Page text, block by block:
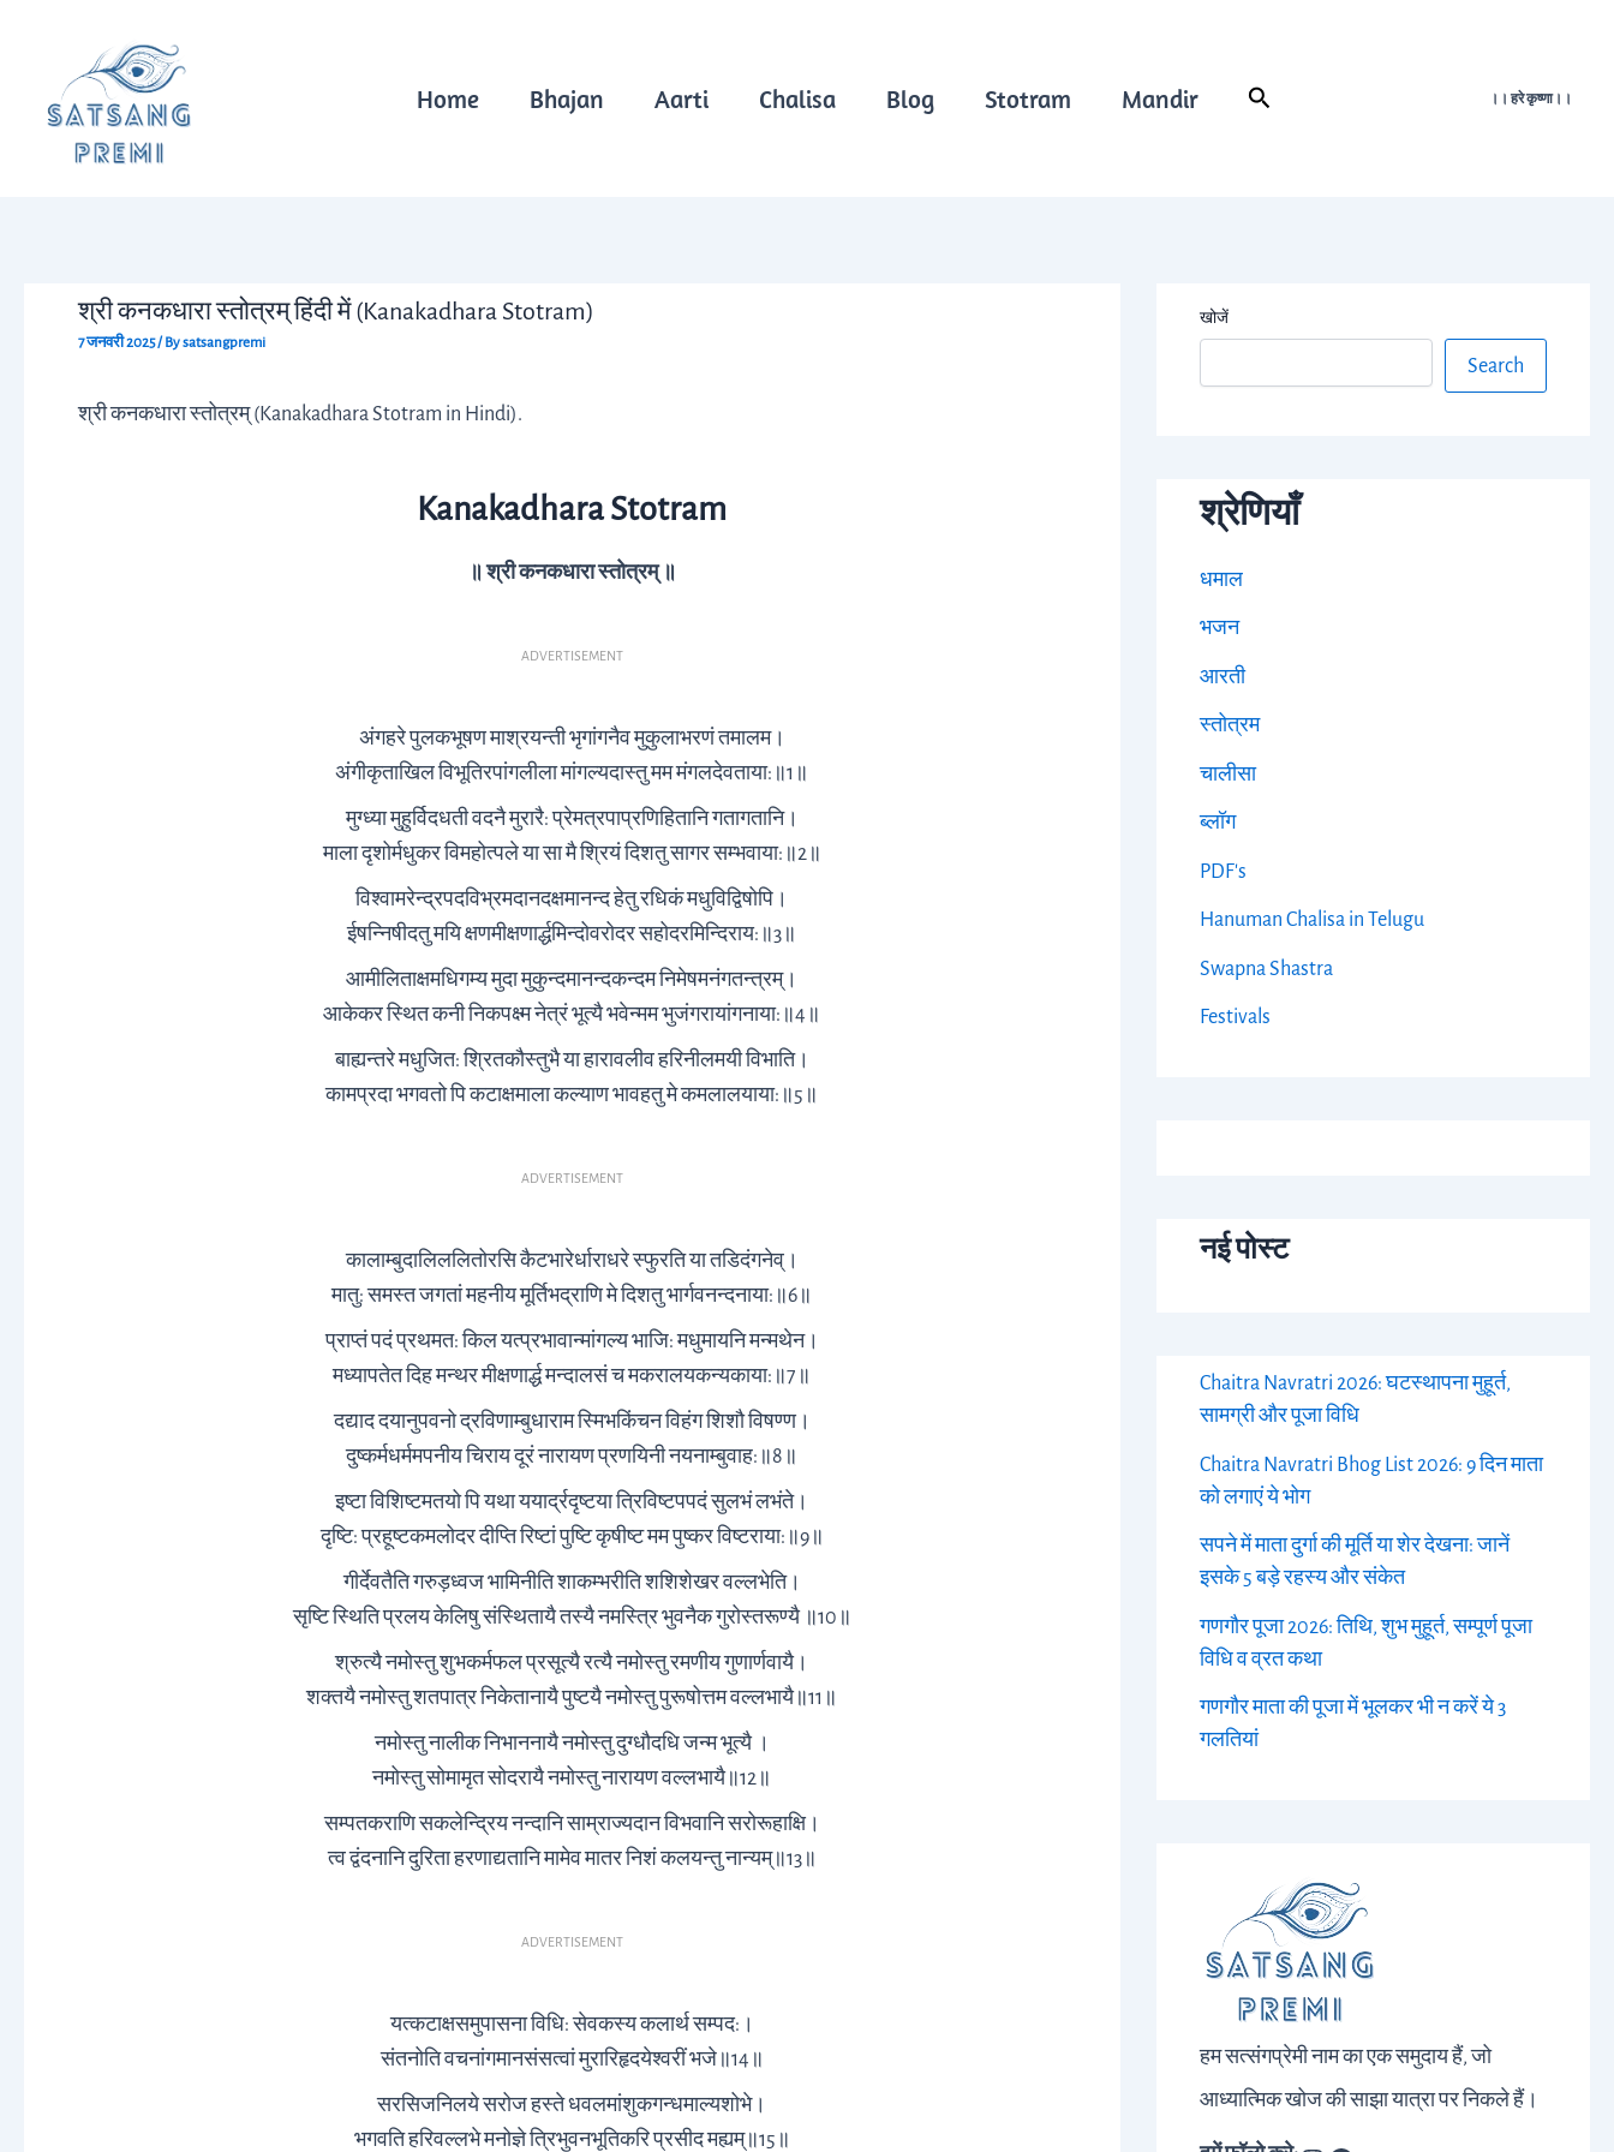
Home Bhajan Aarti Chalisa Blog Stotram Mandir Search ।। हरे कृष्णा।।
श्री कनकधारा स्तोत्रम् हिंदी में (Kanakadhara Stotram)
7 जनवरी 2025/ Bysatsangpremi
श्री कनकधारा स्तोत्रम् (Kanakadhara Stotram in Hindi).
Kanakadhara Stotram
॥ श्री कनकधारा स्तोत्रम् ॥
ADVERTISEMENT
अंगहरे पुलकभूषण माश्रयन्ती भृगांगनैव मुकुलाभरणं तमालम।
अंगीकृताखिल विभूतिरपांगलीला मांगल्यदास्तु मम मंगलदेवताया:॥1॥
मुग्ध्या मुहुर्विदधती वदनै मुरारै: प्रेमत्रपाप्रणिहितानि गतागतानि।
माला दृशोर्मधुकर विमहोत्पले या सा मै श्रियं दिशतु सागर सम्भवाया:॥2॥
विश्वामरेन्द्रपदविभ्रमदानदक्षमानन्द हेतु रधिकं मधुविद्विषोपि।
ईषन्निषीदतु मयि क्षणमीक्षणार्द्धमिन्दोवरोदर सहोदरमिन्दिराय:॥3॥
आमीलिताक्षमधिगम्य मुदा मुकुन्दमानन्दकन्दम निमेषमनंगतन्त्रम्।
आकेकर स्थित कनी निकपक्ष्म नेत्रं भूत्यै भवेन्मम भुजंगरायांगनाया:॥4॥
बाह्यन्तरे मधुजित: श्रितकौस्तुभै या हारावलीव हरि‍नीलमयी विभाति।
कामप्रदा भगवतो पि कटाक्षमाला कल्याण भावहतु मे कमलालयाया:॥5॥
ADVERTISEMENT
कालाम्बुदालिललितोरसि कैटभारेर्धाराधरे स्फुरति या तडिदंगनेव्।
मातु: समस्त जगतां महनीय मूर्तिभद्राणि मे दिशतु भार्गवनन्दनाया:॥6॥
प्राप्तं पदं प्रथमत: किल यत्प्रभावान्मांगल्य भाजि: मधुमायनि मन्मथेन।
मध्यापतेत दिह मन्थर मीक्षणार्द्ध मन्दालसं च मकरालयकन्यकाया:॥7॥
दद्याद दयानुपवनो द्रविणाम्बुधाराम स्मिभकिंचन विहंग शिशौ विषण्ण।
दुष्कर्मधर्ममपनीय चिराय दूरं नारायण प्रणयिनी नयनाम्बुवाह:॥8॥
इष्टा विशिष्टमतयो पि यथा ययार्द्रदृष्टया त्रिविष्टपपदं सुलभं लभंते।
दृष्टि: प्रहूष्टकमलोदर दीप्ति रिष्टां पुष्टि कृषीष्ट मम पुष्कर विष्टराया:॥9॥
गीर्देवतैति गरुड़ध्वज भामिनीति शाकम्भरीति शशिशेखर वल्लभेति।
सृष्टि स्थिति प्रलय केलिषु संस्थितायै तस्यै ‍नमस्त्रि भुवनैक गुरोस्तरूण्यै ॥10॥
श्रुत्यै नमोस्तु शुभकर्मफल प्रसूत्यै रत्यै नमोस्तु रमणीय गुणार्णवायै।
शक्तयै नमोस्तु शतपात्र निकेतानायै पुष्टयै नमोस्तु पुरूषोत्तम वल्लभायै॥11॥
नमोस्तु नालीक निभाननायै नमोस्तु दुग्धौदधि जन्म भूत्यै ।
नमोस्तु सोमामृत सोदरायै नमोस्तु नारायण वल्लभायै॥12॥
सम्पतकराणि सकलेन्द्रिय नन्दानि साम्राज्यदान विभवानि सरोरूहाक्षि।
त्व द्वंदनानि दुरिता हरणाद्यतानि मामेव मातर निशं कलयन्तु नान्यम्॥13॥
ADVERTISEMENT
यत्कटाक्षसमुपासना विधि: सेवकस्य कलार्थ सम्पद:।
संतनोति वचनांगमानसंसत्वां मुरारिहृदयेश्वरीं भजे॥14॥
सरसिजनिलये सरोज हस्ते धवलमांशुकगन्धमाल्यशोभे।
भगवति हरिवल्लभे मनोज्ञे त्रिभुवनभूतिकरि प्रसीद मह्यम्॥15॥
navigation
खोजें
Search
श्रेणियाँ
धमाल
भजन
आरती
स्तोत्रम
चालीसा
ब्लॉग
PDF's
Hanuman Chalisa in Telugu
Swapna Shastra
Festivals
नई पोस्ट
Chaitra Navratri 2026: घटस्थापना मुहूर्त,
सामग्री और पूजा विधि
Chaitra Navratri Bhog List 2026: 9 दिन माता
को लगाएं ये भोग
सपने में माता दुर्गा की मूर्ति या शेर देखना: जानें
इसके 5 बड़े रहस्य और संकेत
गणगौर पूजा 2026: तिथि, शुभ मुहूर्त, सम्पूर्ण पूजा
विधि व व्रत कथा
गणगौर माता की पूजा में भूलकर भी न करें ये 3
गलतियां
हम सत्संगप्रेमी नाम का एक समुदाय हैं, जो
आध्यात्मिक खोज की साझा यात्रा पर निकले हैं।